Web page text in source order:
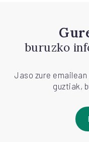
buruzko
Jaso zure
guztiak,